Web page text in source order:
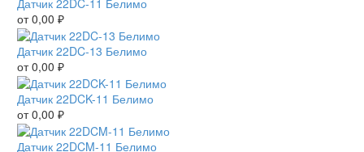
Датчик 22DC-11 Белимо
от0,00 ₽
Датчик 22DC-13 Белимо
от0,00 ₽
Датчик 22DCK-11 Белимо
от0,00 ₽
Датчик 22DCM-11 Белимо